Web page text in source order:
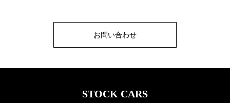
お問い合わせ
STOCK CARS